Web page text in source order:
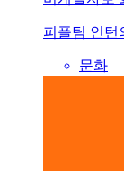
피플팀 인턴
문화